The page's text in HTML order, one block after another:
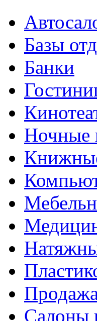
Базы
Банки
Ночные
Салоны